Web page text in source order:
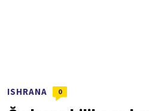
ISHRANA 0